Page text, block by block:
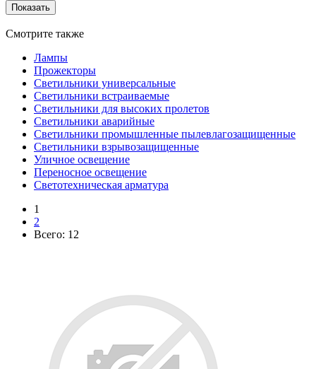
Смотрите также
Лампы
Прожекторы
Светильники универсальные
Светильники встраиваемые
Светильники для высоких пролетов
Светильники аварийные
Светильники промышленные пылевлагозащищенные
Светильники взрывозащищенные
Уличное освещение
Переносное освещение
Светотехническая арматура
1
2
Всего: 12